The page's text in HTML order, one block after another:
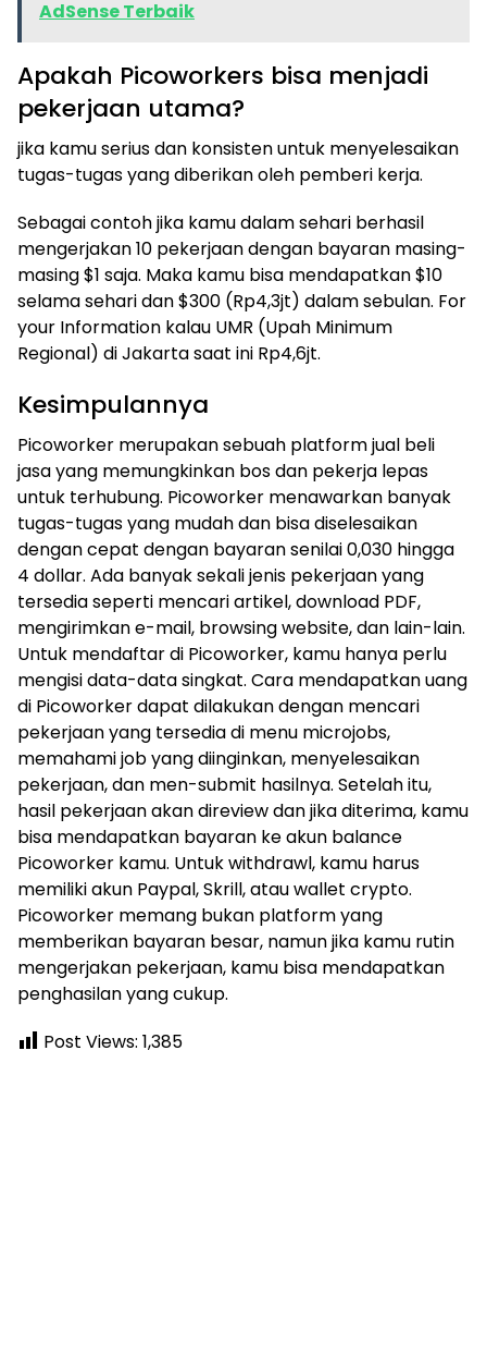
AdSense Terbaik
Apakah Picoworkers bisa menjadi
pekerjaan utama?
jika kamu serius dan konsisten untuk menyelesaikan
tugas-tugas yang diberikan oleh pemberi kerja.
Sebagai contoh jika kamu dalam sehari berhasil
mengerjakan 10 pekerjaan dengan bayaran masing-
masing $1 saja. Maka kamu bisa mendapatkan $10
selama sehari dan $300 (Rp4,3jt) dalam sebulan. For
your Information kalau UMR (Upah Minimum
Regional) di Jakarta saat ini Rp4,6jt.
Kesimpulannya
Picoworker merupakan sebuah platform jual beli
jasa yang memungkinkan bos dan pekerja lepas
untuk terhubung. Picoworker menawarkan banyak
tugas-tugas yang mudah dan bisa diselesaikan
dengan cepat dengan bayaran senilai 0,030 hingga
4 dollar. Ada banyak sekali jenis pekerjaan yang
tersedia seperti mencari artikel, download PDF,
mengirimkan e-mail, browsing website, dan lain-lain.
Untuk mendaftar di Picoworker, kamu hanya perlu
mengisi data-data singkat. Cara mendapatkan uang
di Picoworker dapat dilakukan dengan mencari
pekerjaan yang tersedia di menu microjobs,
memahami job yang diinginkan, menyelesaikan
pekerjaan, dan men-submit hasilnya. Setelah itu,
hasil pekerjaan akan direview dan jika diterima, kamu
bisa mendapatkan bayaran ke akun balance
Picoworker kamu. Untuk withdrawl, kamu harus
memiliki akun Paypal, Skrill, atau wallet crypto.
Picoworker memang bukan platform yang
memberikan bayaran besar, namun jika kamu rutin
mengerjakan pekerjaan, kamu bisa mendapatkan
penghasilan yang cukup.
Post Views: 1,385